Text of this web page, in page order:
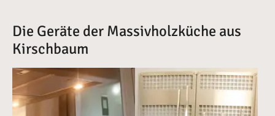
Die Geräte der Massivholzküche aus
Kirschbaum